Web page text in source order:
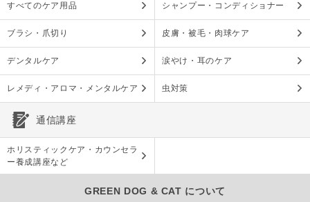
すべてのケア用品 シャンプー・コンディショナー
ブラシ・爪切り 皮膚・被毛・肉球ケア
デンタルケア 涙やけ・耳のケア
レメディ・アロマ・メンタルケア 虫対策
通信講座
ホリスティックケア・カウンセラ
ー養成講座など
GREEN DOG & CAT について